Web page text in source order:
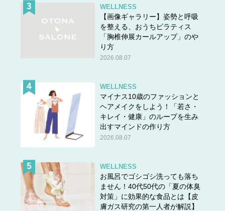
量の多さの悩みを打ち明けました。
「それなら月経カップを使うといいよ」
と教えてもらい、月経カップの存在を初めて知った久美さ
使い方に戸惑いましたが、慣れると快適で、やっと生理漏
れの不安から解放されたんです」
月経カップで生理漏れの悩みが解消された久美さん。
輝子さんにお礼を言ったところ、
ないよ。一度、婦人科に行ってみたら？」
とアドバイスされたそうです。
WELLNESS
【画像ギャラリー】姿勢と呼吸
を整える、おうちピラティス
「胸椎伸展カールアップ」のや
り方
2026.08.07
WELLNESS
マイナス10歳のファッションと
ヘアメイクをしよう！「若さ・
キレイ・健康」のループを生み
出すマインドの作り方
2026.08.07
WELLNESS
お風呂でゴシゴシ洗っても落ち
ません！40代50代の「夏の体臭
対策」に効果的な食品とは【皮
膚ガス研究の第一人者が解説】